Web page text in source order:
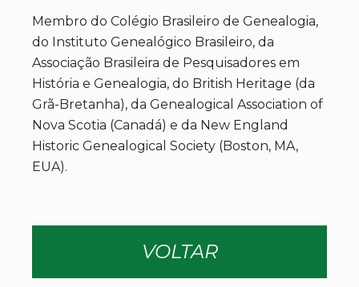
Membro do Colégio Brasileiro de Genealogia,
do Instituto Genealógico Brasileiro, da
Associação Brasileira de Pesquisadores em
História e Genealogia, do British Heritage (da
Grã-Bretanha), da Genealogical Association of
Nova Scotia (Canadá) e da New England
Historic Genealogical Society (Boston, MA,
EUA).
VOLTAR